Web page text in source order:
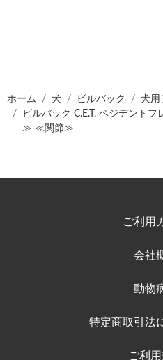
ホーム 犬 ビルバック 犬用
ビルバック C.E.T. ベジデント
≫ ≪関節≫
ご利用
会社
動物
特定商取引法
ご利